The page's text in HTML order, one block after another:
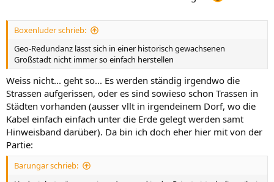
Boxenluder schrieb:
Geo-Redundanz lässt sich in einer historisch gewachsenen
Großstadt nicht immer so einfach herstellen
Weiss nicht... geht so... Es werden ständig irgendwo die
Strassen aufgerissen, oder es sind sowieso schon Trassen in
Städten vorhanden (ausser vllt in irgendeinem Dorf, wo die
Kabel einfach einfach unter die Erde gelegt werden samt
Hinweisband darüber). Da bin ich doch eher hier mit von der
Partie:
Barungar schrieb: